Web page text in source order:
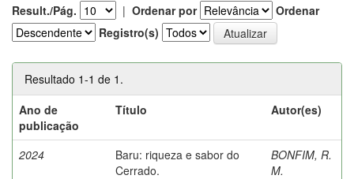
Result./Pág. | Ordenar por
Ordenar
Registro(s)
Resultado 1-1 de 1.
Ano de
publicação
Título Autor(es)
2024
Baru: riqueza e sabor do
Cerrado.
BONFIM, R.
M.